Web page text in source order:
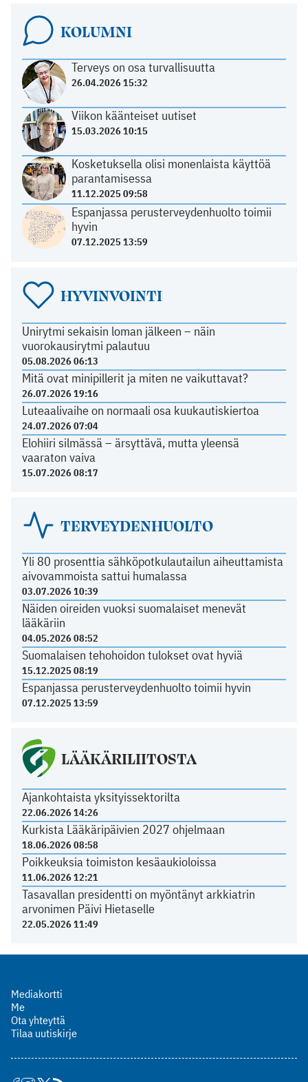
KOLUMNI
Terveys on osa turvallisuutta
26.04.2026 15:32
Viikon käänteiset uutiset
15.03.2026 10:15
Kosketuksella olisi monenlaista käyttöä
parantamisessa
11.12.2025 09:58
Espanjassa perusterveydenhuolto toimii
hyvin
07.12.2025 13:59
HYVINVOINTI
Unirytmi sekaisin loman jälkeen – näin
vuorokausirytmi palautuu
05.08.2026 06:13
Mitä ovat minipillerit ja miten ne vaikuttavat?
26.07.2026 19:16
Luteaalivaihe on normaali osa kuukautiskiertoa
24.07.2026 07:04
Elohiiri silmässä – ärsyttävä, mutta yleensä
vaaraton vaiva
15.07.2026 08:17
TERVEYDENHUOLTO
Yli 80 prosenttia sähköpotkulautailun aiheuttamista
aivovammoista sattui humalassa
03.07.2026 10:39
Näiden oireiden vuoksi suomalaiset menevät
lääkäriin
04.05.2026 08:52
Suomalaisen tehohoidon tulokset ovat hyviä
15.12.2025 08:19
Espanjassa perusterveydenhuolto toimii hyvin
07.12.2025 13:59
LÄÄKÄRILIITOSTA
Ajankohtaista yksityissektorilta
22.06.2026 14:26
Kurkista Lääkäripäivien 2027 ohjelmaan
18.06.2026 08:58
Poikkeuksia toimiston kesäaukioloissa
11.06.2026 12:21
Tasavallan presidentti on myöntänyt arkkiatrin
arvonimen Päivi Hietaselle
22.05.2026 11:49
Mediakortti
Me
Ota yhteyttä
Tilaa uutiskirje